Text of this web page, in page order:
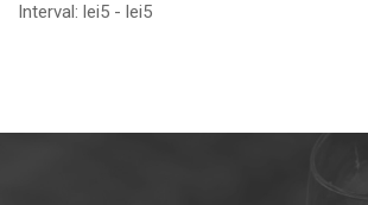
Interval: lei5 - lei5